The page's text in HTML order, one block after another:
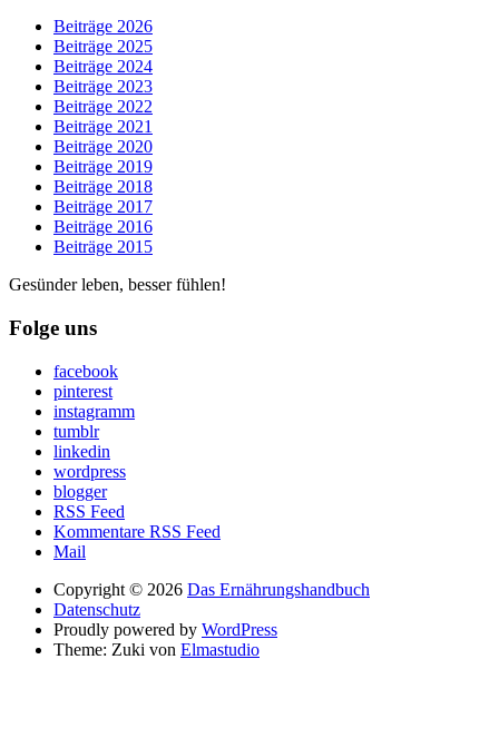
Beiträge 2026
Beiträge 2025
Beiträge 2024
Beiträge 2023
Beiträge 2022
Beiträge 2021
Beiträge 2020
Beiträge 2019
Beiträge 2018
Beiträge 2017
Beiträge 2016
Beiträge 2015
Gesünder leben, besser fühlen!
Folge uns
facebook
pinterest
instagramm
tumblr
linkedin
wordpress
blogger
RSS Feed
Kommentare RSS Feed
Mail
Copyright © 2026 Das Ernährungshandbuch
Datenschutz
Proudly powered by WordPress
Theme: Zuki von Elmastudio